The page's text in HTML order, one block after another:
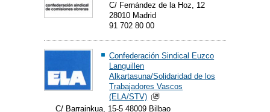
C/ Fernández de la Hoz, 12
28010 Madrid
91 702 80 00
Confederación Sindical Euzco
Languillen
Alkartasuna/Solidaridad de los
Trabajadores Vascos
(ELA/STV)
C/ Barrainkua, 15-5 48009 Bilbao